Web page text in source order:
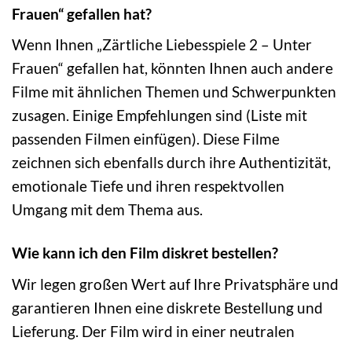
Frauen“ gefallen hat?
Wenn Ihnen „Zärtliche Liebesspiele 2 – Unter
Frauen“ gefallen hat, könnten Ihnen auch andere
Filme mit ähnlichen Themen und Schwerpunkten
zusagen. Einige Empfehlungen sind (Liste mit
passenden Filmen einfügen). Diese Filme
zeichnen sich ebenfalls durch ihre Authentizität,
emotionale Tiefe und ihren respektvollen
Umgang mit dem Thema aus.
Wie kann ich den Film diskret bestellen?
Wir legen großen Wert auf Ihre Privatsphäre und
garantieren Ihnen eine diskrete Bestellung und
Lieferung. Der Film wird in einer neutralen